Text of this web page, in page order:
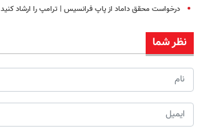
درخواست محقق داماد از پاپ فرانسیس | ترامپ را ارشاد کنید
نظر شما